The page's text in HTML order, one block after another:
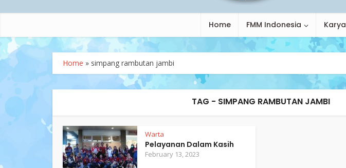
Home FMM Indonesia Karya
Home » simpang rambutan jambi
TAG - SIMPANG RAMBUTAN JAMBI
Warta
Pelayanan Dalam Kasih
February 13, 2023